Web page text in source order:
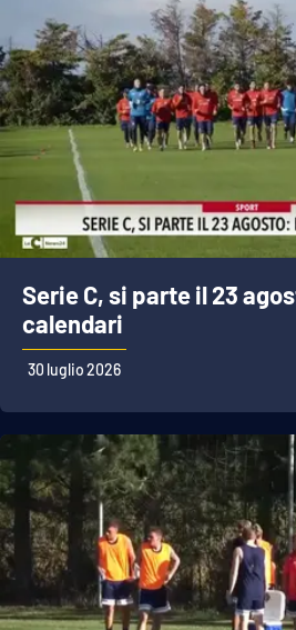
Serie C, si parte il 23
calendari
30 luglio 2026